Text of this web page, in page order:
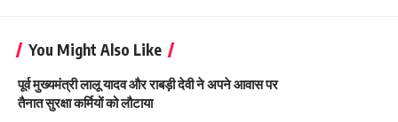
You Might Also Like
पूर्व मुख्यमंत्री लालू यादव और राबड़ी देवी ने अपने आवास पर
तैनात सुरक्षा कर्मियों को लौटाया